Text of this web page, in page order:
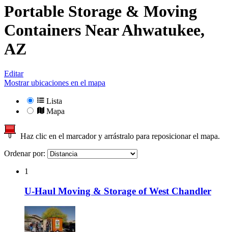
Portable Storage & Moving
Containers NearAhwatukee,
AZ
Editar
Mostrar ubicaciones en el mapa
Lista
Mapa
Haz clic en el marcador y arrástralo para reposicionar el mapa.
Ordenar por:
1
U-Haul Moving & Storage of West Chandler